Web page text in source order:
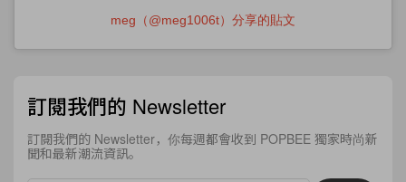
meg（@meg1006t）分享的貼文
訂閱我們的 Newsletter
訂閱我們的 Newsletter，你每週都會收到 POPBEE 獨家時尚新
聞和最新潮流資訊。